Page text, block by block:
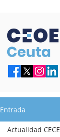
Entrada
Actualidad CECE